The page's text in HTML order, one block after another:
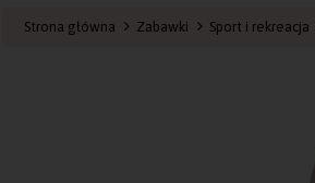
Strona główna Zabawki Sport i rekreacja